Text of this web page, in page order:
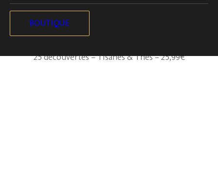
BOUTIQUE
Edition Cube du Jardin
25 découvertes – Tisanes & Thés – 25,99€